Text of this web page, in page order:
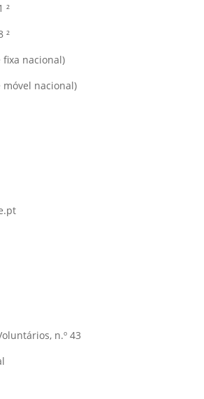
²
²
fixa nacional)
móvel nacional)
n.º 43